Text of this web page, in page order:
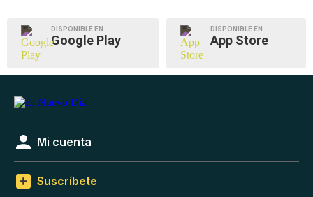
DISPONIBLE EN
Google Play
DISPONIBLE EN
App Store
Mi cuenta
Suscríbete